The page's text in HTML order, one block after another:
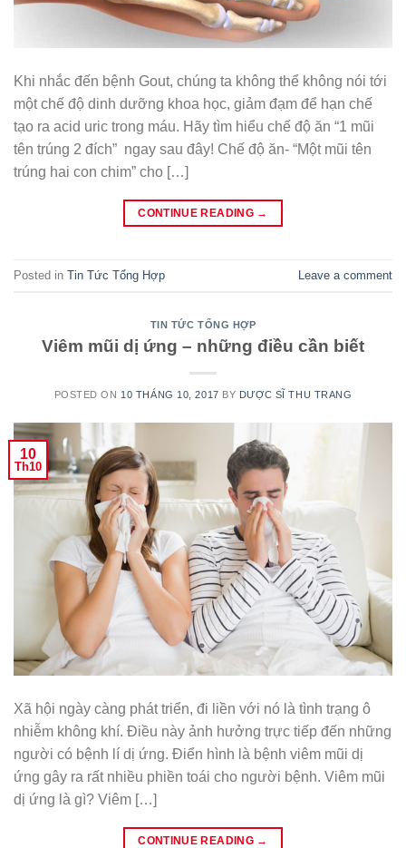
Khi nhắc đến bệnh Gout, chúng ta không thể không nói tới
một chế độ dinh dưỡng khoa học, giảm đạm để hạn chế
tạo ra acid uric trong máu. Hãy tìm hiểu chế độ ăn “1 mũi
tên trúng 2 đích” ngay sau đây! Chế độ ăn- “Một mũi tên
trúng hai con chim” cho […]
CONTINUE READING →
Posted in Tin Tức Tổng Hợp Leave a comment
TIN TỨC TỔNG HỢP
Viêm mũi dị ứng – những điều cần biết
POSTED ON 10 THÁNG 10, 2017 BY DƯỢC SĨ THU TRANG
10
Th10
Xã hội ngày càng phát triển, đi liền với nó là tình trạng ô
nhiễm không khí. Điều này ảnh hưởng trực tiếp đến những
người có bệnh lí dị ứng. Điển hình là bệnh viêm mũi dị
ứng gây ra rất nhiều phiền toái cho người bệnh. Viêm mũi
dị ứng là gì? Viêm […]
CONTINUE READING →